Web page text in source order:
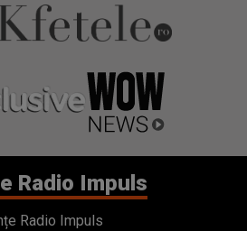
Radio Impuls
Radio Impuls